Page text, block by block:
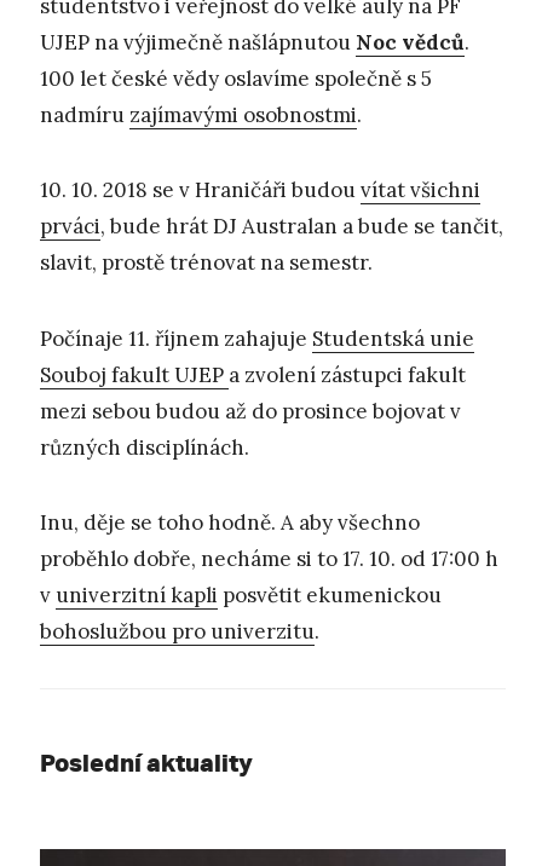
studentstvo i veřejnost do velké auly na PF
UJEP na výjimečně našlápnutou Noc vědců.
100 let české vědy oslavíme společně s 5
nadmíru zajímavými osobnostmi.
10. 10. 2018 se v Hraničáři budouvítat všichni
prváci, bude hrát DJ Australan a bude se tančit,
slavit, prostě trénovat na semestr.
Počínaje 11. říjnem zahajuje Studentská unie
Souboj fakult UJEP a zvolení zástupci fakult
mezi sebou budou až do prosince bojovat v
různých disciplínách.
Inu, děje se toho hodně. A aby všechno
proběhlo dobře, necháme si to 17. 10. od 17:00 h
v univerzitní kapli posvětit ekumenickou
bohoslužbou pro univerzitu.
Poslední aktuality